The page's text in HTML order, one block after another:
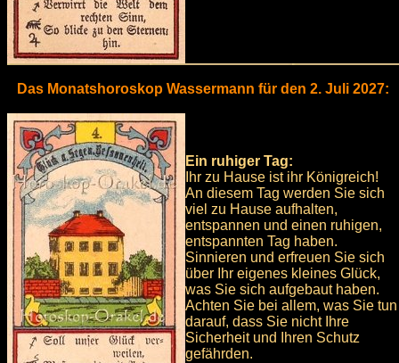
Das Monatshoroskop Wassermann für den 2. Juli 2027:
Ein ruhiger Tag:
Ihr zu Hause ist ihr Königreich!
An diesem Tag werden Sie sich
viel zu Hause aufhalten,
entspannen und einen ruhigen,
entspannten Tag haben.
Sinnieren und erfreuen Sie sich
über Ihr eigenes kleines Glück,
was Sie sich aufgebaut haben.
Achten Sie bei allem, was Sie tun
darauf, dass Sie nicht Ihre
Sicherheit und Ihren Schutz
gefährden.